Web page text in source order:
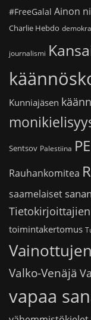
#FreeGalal Ainon
Charlie Hebdo
journalismi
Kunniajäsen
Sentsov Palestiina
Rauhankomitea
saamelaiset
toimintakertomus
Valko-Venäjä
vapaa